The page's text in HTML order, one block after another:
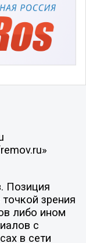
Позиция
зрения
либо ином
с
в сети